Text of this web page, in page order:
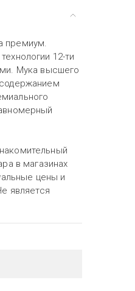
премиум.
12-ти
Мука высшего
в магазинах
цены и
является